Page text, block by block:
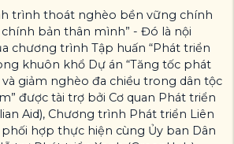
trình thoát nghèo bền vững chính
bản thân mình” - Đó là nội
chương trình Tập huấn “Phát triển
khuôn khổ Dự án “Tăng tốc phát
giảm nghèo đa chiều trong dân tộc
được tài trợ bởi Cơ quan Phát triển
Aid), Chương trình Phát triển Liên
phối hợp thực hiện cùng Ủy ban Dân